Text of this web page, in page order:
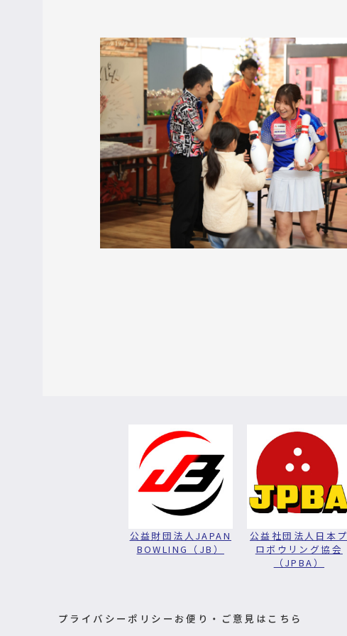
公益財団法人JAPAN
BOWLING（JB）
公益社団法人日本プ
ロボウリング協会
（JPBA）
プライバシーポリシー お便り・ご意見はこちら